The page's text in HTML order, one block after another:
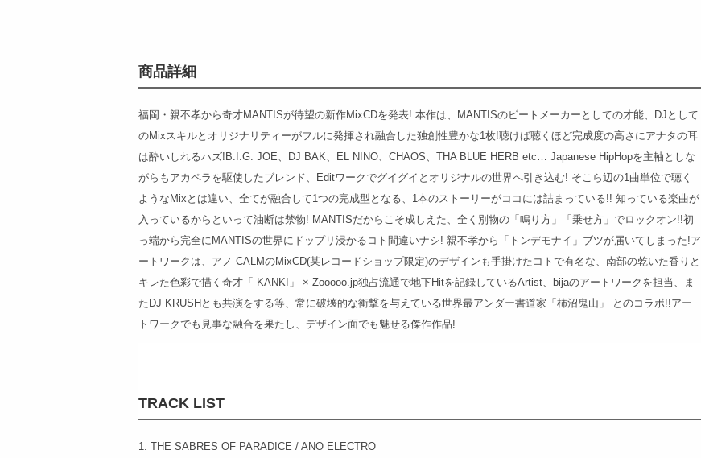
商品詳細
福岡・親不孝から奇才MANTISが待望の新作MixCDを発表! 本作は、MANTISのビートメーカーとしての才能、DJとして
のMixスキルとオリジナリティーがフルに発揮され融合した独創性豊かな1枚!聴けば聴くほど完成度の高さにアナタの耳
は酔いしれるハズ!B.I.G. JOE、DJ BAK、EL NINO、CHAOS、THA BLUE HERB etc… Japanese HipHopを主軸としな
がらもアカペラを駆使したブレンド、Editワークでグイグイとオリジナルの世界へ引き込む! そこら辺の1曲単位で聴く
ようなMixとは違い、全てが融合して1つの完成型となる、1本のストーリーがココには詰まっている!! 知っている楽曲が
入っているからといって油断は禁物! MANTISだからこそ成しえた、全く別物の「鳴り方」「乗せ方」でロックオン!!初
っ端から完全にMANTISの世界にドップリ浸かるコト間違いナシ! 親不孝から「トンデモナイ」ブツが届いてしまった!ア
ートワークは、アノ CALMのMixCD(某レコードショップ限定)のデザインも手掛けたコトで有名な、南部の乾いた香りと
キレた色彩で描く奇才「 KANKI」 × Zooooo.jp独占流通で地下Hitを記録しているArtist、bijaのアートワークを担当、ま
たDJ KRUSHとも共演をする等、常に破壊的な衝撃を与えている世界最アンダー書道家「柿沼鬼山」 とのコラボ!!アー
トワークでも見事な融合を果たし、デザイン面でも魅せる傑作作品!
TRACK LIST
1. THE SABRES OF PARADICE / ANO ELECTRO